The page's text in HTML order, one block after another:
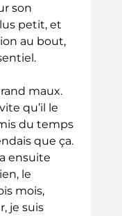
son
petit, et
au bout,
maux.
qu’il le
du temps
que ça.
ensuite
le
mois,
je suis